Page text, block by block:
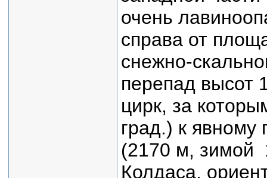
очень
справа от
снежно-
перепад высот
цирк, за
град.) к
(2170 м, зимой
Колдаса,